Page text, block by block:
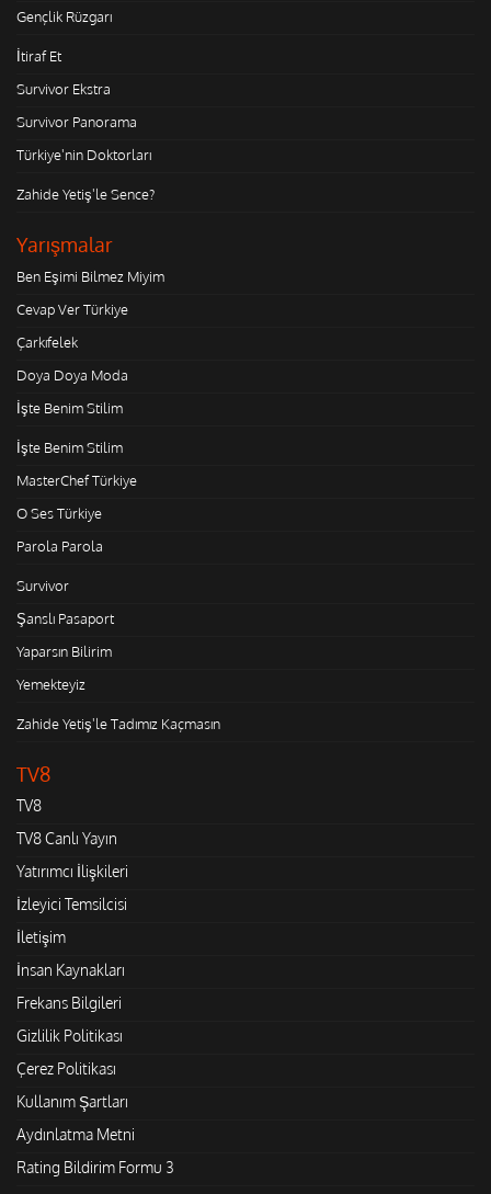
Gençlik Rüzgarı
İtiraf Et
Survivor Ekstra
Survivor Panorama
Türkiye'nin Doktorları
Zahide Yetiş'le Sence?
Yarışmalar
Ben Eşimi Bilmez Miyim
Cevap Ver Türkiye
Çarkıfelek
Doya Doya Moda
İşte Benim Stilim
İşte Benim Stilim
MasterChef Türkiye
O Ses Türkiye
Parola Parola
Survivor
Şanslı Pasaport
Yaparsın Bilirim
Yemekteyiz
Zahide Yetiş'le Tadımız Kaçmasın
TV8
TV8
TV8 Canlı Yayın
Yatırımcı İlişkileri
İzleyici Temsilcisi
İletişim
İnsan Kaynakları
Frekans Bilgileri
Gizlilik Politikası
Çerez Politikası
Kullanım Şartları
Aydınlatma Metni
Rating Bildirim Formu 3